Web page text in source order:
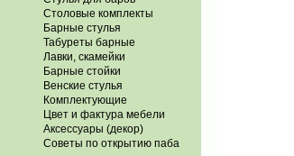
Столовые комплекты
Барные стулья
Табуреты барные
Лавки, скамейки
Барные стойки
Венские стулья
Комплектующие
Цвет и фактура мебели
Аксессуары (декор)
Советы по открытию паба